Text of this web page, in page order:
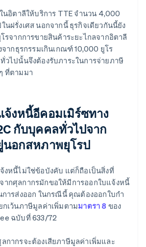
นอิตาลีให้บริการ TTE จํานวน 4,000
นฝรั่งเศส นอกจากนี้ ธุรกิจเดียวกันนี้ยัง
รจากการขายสินค้าระยะไกลจากอิตาลี
จากธุรกรรมเกินเกณฑ์ 10,000 ยูโร
วไปนั้นจึงต้องรับภาระในการจ่ายภาษี
ที่ตามมา
จ้งหนี้อีคอมเมิร์ซทาง
กับบุคคลทั่วไปจาก
นอกสหภาพยุโรป
งหนี้ไม่ใช่ข้อบังคับ แต่ก็ถือเป็นสิ่งที่
ากศุลกากรมักขอให้มีการออกใบแจ้งหนี้
การส่งออก ในกรณีนี้ คุณต้องออกใบกํา
เว้นภาษีมูลค่าเพิ่มตามมาตรา 8 ของ
ฉบับที่ 633/72
กากรจะต้องเสียภาษีมูลค่าเพิ่มและ